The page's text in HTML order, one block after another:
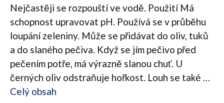
Nejčastěji se rozpouští ve vodě. Použití Má
schopnost upravovat pH. Používá se v průběhu
loupání zeleniny. Může se přidávat do oliv, tuků
a do slaného pečiva. Když se jím pečivo před
pečením potře, má výrazně slanou chuť. U
černých oliv odstraňuje hořkost. Louh se také …
Celý obsah